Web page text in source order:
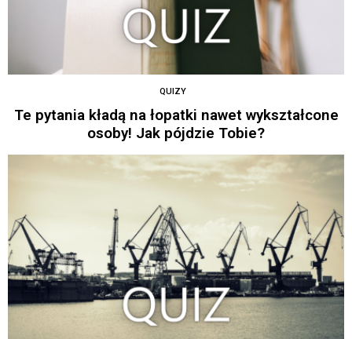
QUIZY
Te pytania kładą na łopatki nawet wykształcone
osoby! Jak pójdzie Tobie?